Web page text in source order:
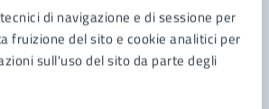
di navigazione e di sessione per
fruizione del sito e cookie analitici per
sull'uso del sito da parte degli